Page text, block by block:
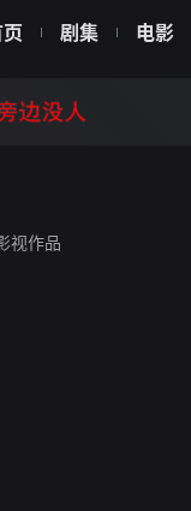
剧集 电影
视作品